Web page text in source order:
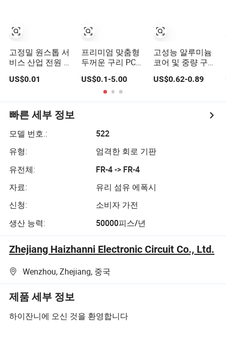
고정밀 원스톱 서
비스 산업 전원 공
자기기 PCB 솔루
US$0.01
프리미엄 맞춤형
두꺼운 구리 PCB
전원 공급 장치
US$0.1-5.00
고성능 알루미늄
코어 및 중량 구리
및 전원 공급 장치
한 열 방산을 제공
합니다. 2oz-10oz
US$0.62-0.89
빠른 세부 정보
모델 번호.:
522
유형:
엄격한 회로 기판
유전체:
FR-4 -> FR-4
자료:
유리 섬유 에폭시
신청:
소비자 가전
생산 능력:
50000피스/년
Zhejiang Haizhanni Electronic Circuit Co., Ltd.
Wenzhou, Zhejiang, 중국
제품 세부 정보
하이잔니에 오신 것을 환영합니다